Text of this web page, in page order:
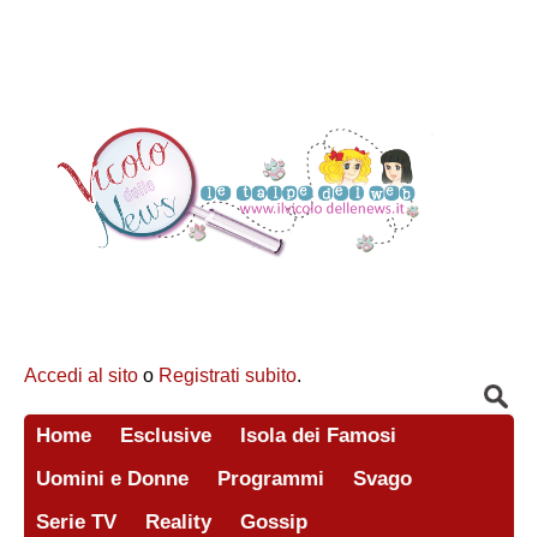
Accedi al sito o Registrati subito.
Home Esclusive
Isola dei Famosi
Uomini e Donne
Programmi
Svago
Serie TV
Reality Gossip